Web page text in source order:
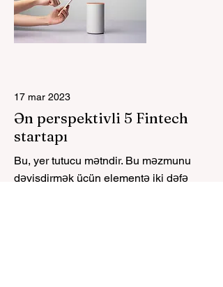
17 mar 2023
Ən perspektivli 5 Fintech
startapı
Bu, yer tutucu mətndir. Bu məzmunu
dəyişdirmək üçün elementə iki dəfə